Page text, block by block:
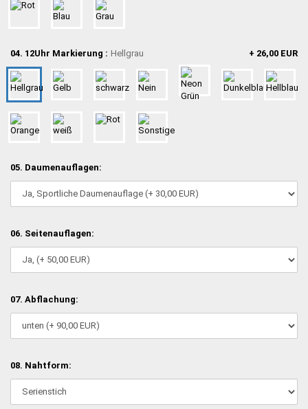
04. 12Uhr Markierung : Hellgrau + 26,00 EUR
05. Daumenauflagen:
06. Seitenauflagen:
07. Abflachung:
08. Nahtform: